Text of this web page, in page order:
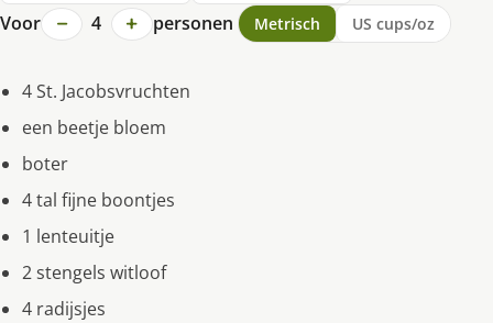
Voor − 4 + personen Metrisch US cups/oz
4 St. Jacobsvruchten
een beetje bloem
boter
4 tal fijne boontjes
1 lenteuitje
2 stengels witloof
4 radijsjes